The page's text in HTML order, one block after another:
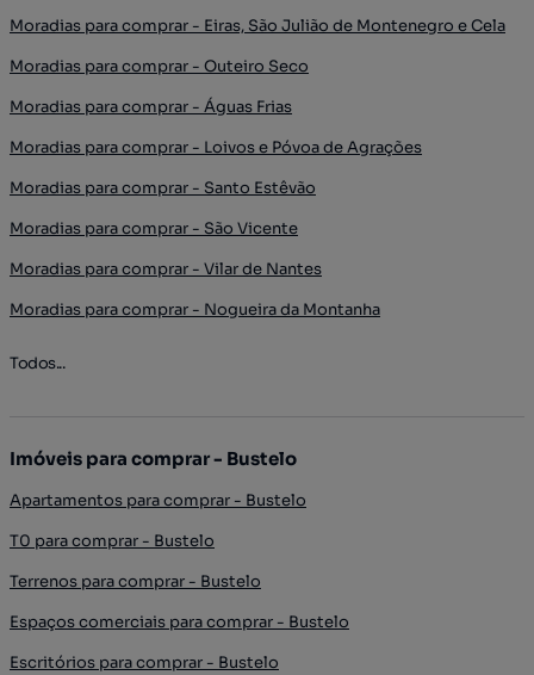
Moradias para comprar - Eiras, São Julião de Montenegro e Cela
Moradias para comprar - Outeiro Seco
Moradias para comprar - Águas Frias
Moradias para comprar - Loivos e Póvoa de Agrações
Moradias para comprar - Santo Estêvão
Moradias para comprar - São Vicente
Moradias para comprar - Vilar de Nantes
Moradias para comprar - Nogueira da Montanha
Todos...
Imóveis para comprar - Bustelo
Apartamentos para comprar - Bustelo
T0 para comprar - Bustelo
Terrenos para comprar - Bustelo
Espaços comerciais para comprar - Bustelo
Escritórios para comprar - Bustelo